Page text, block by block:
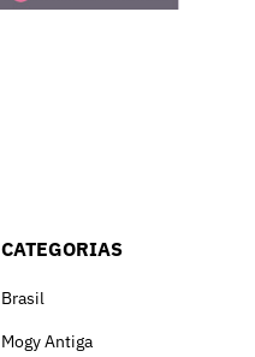
CATEGORIAS
Brasil
Mogy Antiga